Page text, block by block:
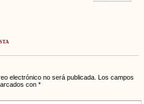
electrónico no será publicada. Los campos
con*